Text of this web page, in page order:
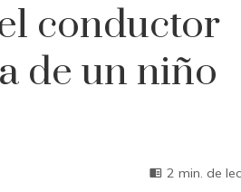
conductor
de un niño
2 min. de